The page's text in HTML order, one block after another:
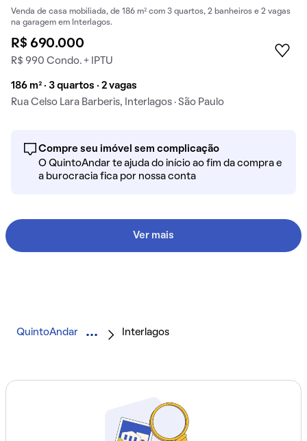
Venda de casa mobiliada, de 186 m² com 3 quartos, 2 banheiros e 2 vagas
na garagem em Interlagos.
R$ 690.000
R$ 990 Condo. + IPTU
186 m² · 3 quartos · 2 vagas
Rua Celso Lara Barberis, Interlagos · São Paulo
Compre seu imóvel sem complicação
O QuintoAndar te ajuda do início ao fim da compra e
a burocracia fica por nossa conta
Ver mais
QuintoAndar Interlagos